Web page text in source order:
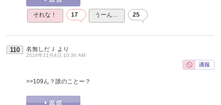
それな！ 17 うーん… 25
110 名無しだＪ より
2016年11月4日 10:36 AM
>>109ん？誰のことー？